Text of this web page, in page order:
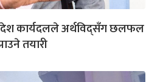
कार्यदलले अर्थविद्सँग छलफल
तयारी